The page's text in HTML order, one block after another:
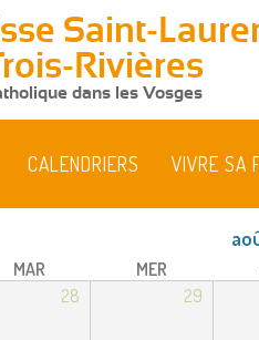
Saint-
Rivières
dans les Vosges
CALENDRIERS VIVRE SA
MAR MER
28 29